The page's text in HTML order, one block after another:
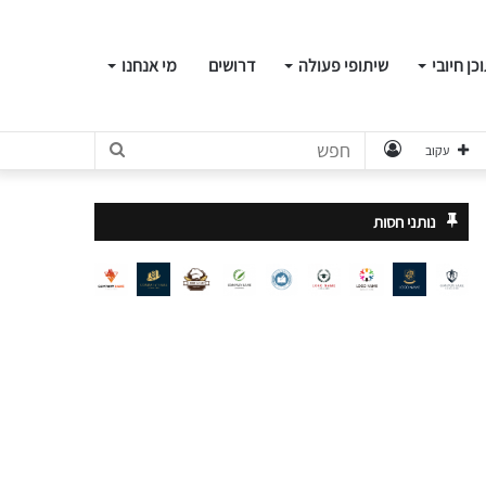
חיובי שיתופי פעולה דרושים מי אנחנו
חפש התחבר עקוב
נותני חסות